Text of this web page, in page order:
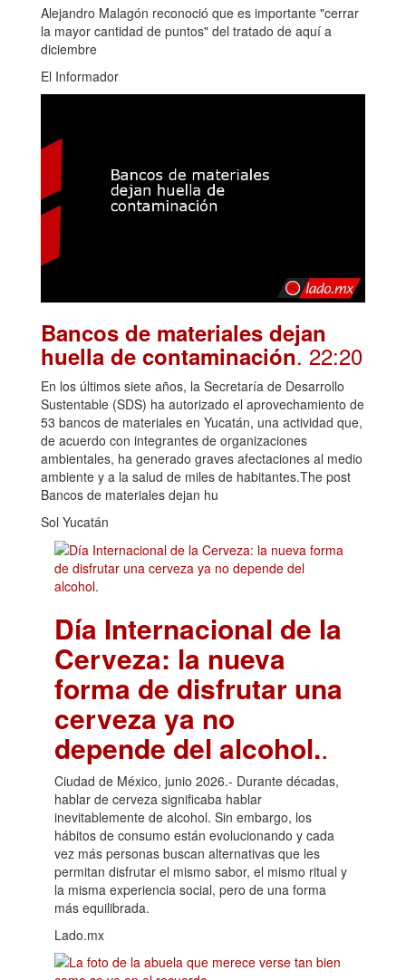
Alejandro Malagón reconoció que es importante "cerrar
la mayor cantidad de puntos" del tratado de aquí a
diciembre
El Informador
Bancos de materiales dejan
huella de contaminación. 22:20
En los últimos siete años, la Secretaría de Desarrollo
Sustentable (SDS) ha autorizado el aprovechamiento de
53 bancos de materiales en Yucatán, una actividad que,
de acuerdo con integrantes de organizaciones
ambientales, ha generado graves afectaciones al medio
ambiente y a la salud de miles de habitantes.The post
Bancos de materiales dejan hu
Sol Yucatán
Día Internacional de la
Cerveza: la nueva
forma de disfrutar una
cerveza ya no
depende del alcohol..
Ciudad de México, junio 2026.- Durante décadas,
hablar de cerveza significaba hablar
inevitablemente de alcohol. Sin embargo, los
hábitos de consumo están evolucionando y cada
vez más personas buscan alternativas que les
permitan disfrutar el mismo sabor, el mismo ritual y
la misma experiencia social, pero de una forma
más equilibrada.
Lado.mx